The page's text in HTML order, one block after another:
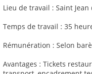
Lieu de travail : Saint
Temps de travail : 35
Rémunération : Selon
Avantages : Tickets